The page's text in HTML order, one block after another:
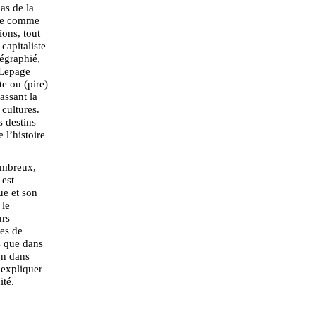
de la
comme
tout
ou (pire)
la
destins
l’histoire
et son
de
que dans
dans